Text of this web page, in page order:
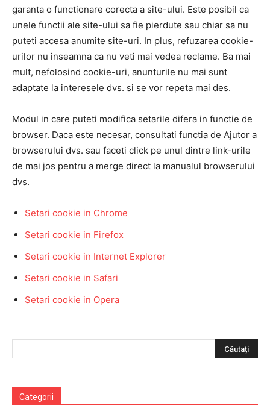
garanta o functionare corecta a site-ului. Este posibil ca
unele functii ale site-ului sa fie pierdute sau chiar sa nu
puteti accesa anumite site-uri. In plus, refuzarea cookie-
urilor nu inseamna ca nu veti mai vedea reclame. Ba mai
mult, nefolosind cookie-uri, anunturile nu mai sunt
adaptate la interesele dvs. si se vor repeta mai des.
Modul in care puteti modifica setarile difera in functie de
browser. Daca este necesar, consultati functia de Ajutor a
browserului dvs. sau faceti click pe unul dintre link-urile
de mai jos pentru a merge direct la manualul browserului
dvs.
Setari cookie in Chrome
Setari cookie in Firefox
Setari cookie in Internet Explorer
Setari cookie in Safari
Setari cookie in Opera
Categorii